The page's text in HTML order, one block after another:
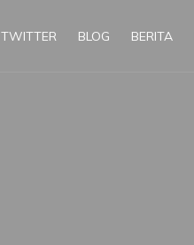
TWITTER BLOG BERITA